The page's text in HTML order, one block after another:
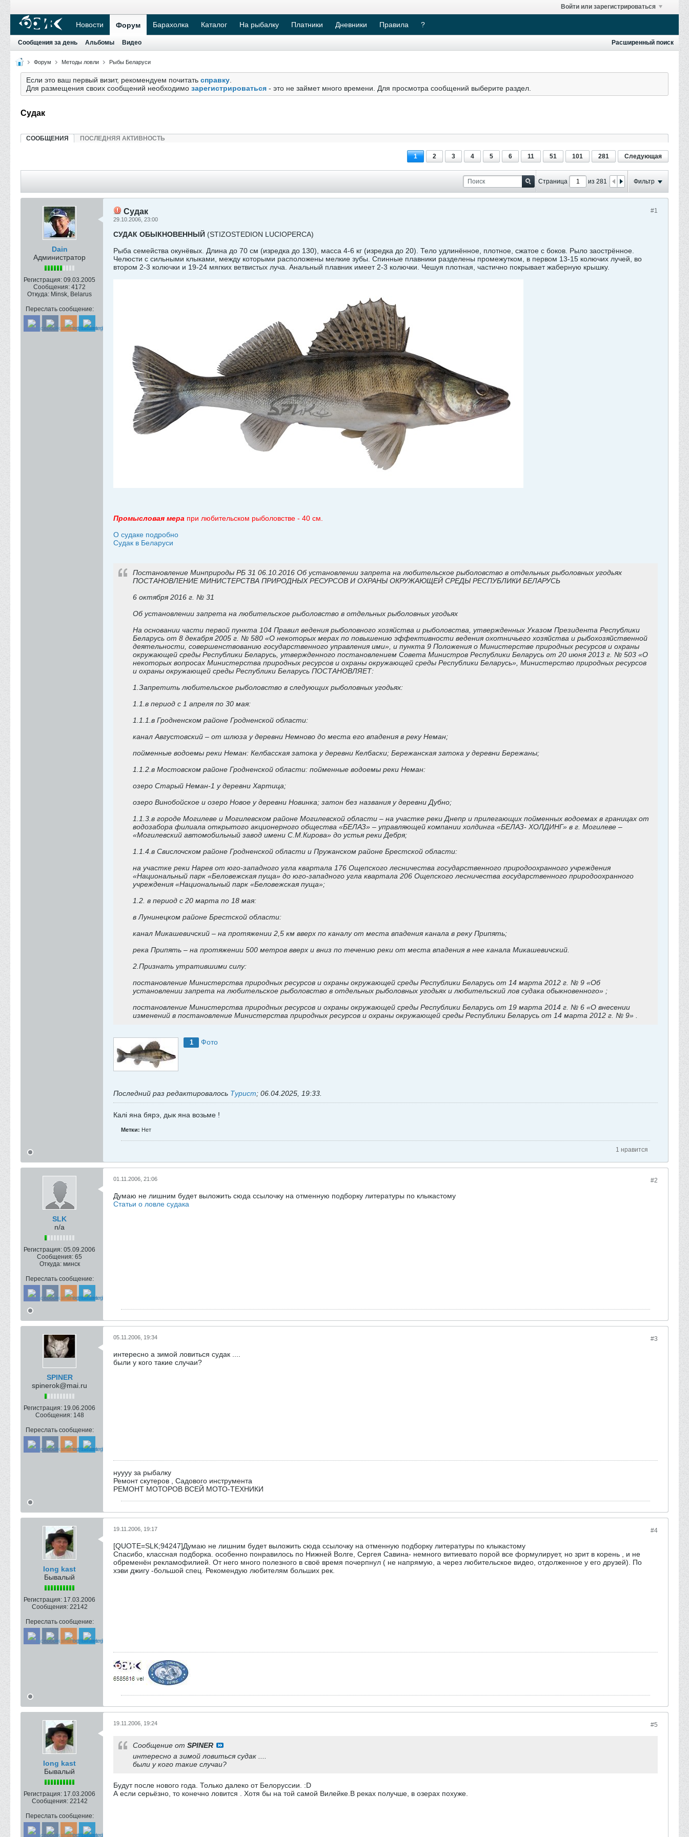
Войти или зарегистрироваться
Новости Форум Барахолка Каталог На рыбалку Платники Дневники Правила ?
Сообщения за день Альбомы Видео Расширенный поиск
Форум Методы ловли Рыбы Беларуси
Если это ваш первый визит, рекомендуем почитать справку
Для размещения своих сообщений необходимо зарегистрироваться - это не займет много времени. Для просмотра сообщений выберите раздел.
Судак
СООБЩЕНИЯ ПОСЛЕДНЯЯ АКТИВНОСТЬ
1 2 3 4 5 6 11 51 101 281 Следующая
Страница из 281 Фильтр
Dain
Администратор
Регистрация: 09.03.2005
Сообщения: 4172
Откуда: Minsk, Belarus
Переслать сообщение:
#1
Судак
29.10.2006, 23:00
СУДАК ОБЫКНОВЕННЫЙ (STIZOSTEDION LUCIOPERCA)
Рыба семейства окунёвых. Длина до 70 см (изредка до 130), масса 4-6 кг (изредка до 20). Тело удлинённое, плотное, сжатое с боков. Рыло заострённое.
Челюсти с сильными клыками, между которыми расположены мелкие зубы. Спинные плавники разделены промежутком, в первом 13-15 колючих лучей, во
втором 2-3 колючки и 19-24 мягких ветвистых луча. Анальный плавник имеет 2-3 колючки. Чешуя плотная, частично покрывает жаберную крышку.
Промысловая мера при любительском рыболовстве - 40 см.
О судаке подробно
Судак в Беларуси
Постановление Минприроды РБ 31 06.10.2016 Об установлении запрета на любительское рыболовство в отдельных рыболовных угодьях
ПОСТАНОВЛЕНИЕ МИНИСТЕРСТВА ПРИРОДНЫХ РЕСУРСОВ И ОХРАНЫ ОКРУЖАЮЩЕЙ СРЕДЫ РЕСПУБЛИКИ БЕЛАРУСЬ
6 октября 2016 г. № 31
Об установлении запрета на любительское рыболовство в отдельных рыболовных угодьях
На основании части первой пункта 104 Правил ведения рыболовного хозяйства и рыболовства, утвержденных Указом Президента Республики
Беларусь от 8 декабря 2005 г. № 580 «О некоторых мерах по повышению эффективности ведения охотничьего хозяйства и рыбохозяйственной
деятельности, совершенствованию государственного управления ими», и пункта 9 Положения о Министерстве природных ресурсов и охраны
окружающей среды Республики Беларусь, утвержденного постановлением Совета Министров Республики Беларусь от 20 июня 2013 г. № 503 «О
некоторых вопросах Министерства природных ресурсов и охраны окружающей среды Республики Беларусь», Министерство природных ресурсов
и охраны окружающей среды Республики Беларусь ПОСТАНОВЛЯЕТ:
1.Запретить любительское рыболовство в следующих рыболовных угодьях:
1.1.в период с 1 апреля по 30 мая:
1.1.1.в Гродненском районе Гродненской области:
канал Августовский – от шлюза у деревни Немново до места его впадения в реку Неман;
пойменные водоемы реки Неман: Келбасская затока у деревни Келбаски; Бережанская затока у деревни Бережаны;
1.1.2.в Мостовском районе Гродненской области: пойменные водоемы реки Неман:
озеро Старый Неман-1 у деревни Хартица;
озеро Винобойское и озеро Новое у деревни Новинка; затон без названия у деревни Дубно;
1.1.3.в городе Могилеве и Могилевском районе Могилевской области – на участке реки Днепр и прилегающих пойменных водоемах в границах от
водозабора филиала открытого акционерного общества «БЕЛАЗ» – управляющей компании холдинга «БЕЛАЗ- ХОЛДИНГ» в г. Могилеве –
«Могилевский автомобильный завод имени С.М.Кирова» до устья реки Дебря;
1.1.4.в Свислочском районе Гродненской области и Пружанском районе Брестской области:
на участке реки Нарев от юго-западного угла квартала 176 Ощепского лесничества государственного природоохранного учреждения
«Национальный парк «Беловежская пуща» до юго-западного угла квартала 206 Ощепского лесничества государственного природоохранного
учреждения «Национальный парк «Беловежская пуща»;
1.2. в период с 20 марта по 18 мая:
в Лунинецком районе Брестской области:
канал Микашевичский – на протяжении 2,5 км вверх по каналу от места впадения канала в реку Припять;
река Припять – на протяжении 500 метров вверх и вниз по течению реки от места впадения в нее канала Микашевичский.
2.Признать утратившими силу:
постановление Министерства природных ресурсов и охраны окружающей среды Республики Беларусь от 14 марта 2012 г. № 9 «Об
установлении запрета на любительское рыболовство в отдельных рыболовных угодьях и любительский лов судака обыкновенного» ;
постановление Министерства природных ресурсов и охраны окружающей среды Республики Беларусь от 19 марта 2014 г. № 6 «О внесении
изменений в постановление Министерства природных ресурсов и охраны окружающей среды Республики Беларусь от 14 марта 2012 г. № 9» .
1 Фото
Последний раз редактировалось Турист; 06.04.2025, 19:33
Калi яна бярэ, дык яна возьме !
Метки: Нет
1 нравится
SLK
n/a
Регистрация: 05.09.2006
Сообщения: 65
Откуда: минск
Переслать сообщение:
#2
01.11.2006, 21:06
Думаю не лишним будет выложить сюда ссылочку на отменную подборку литературы по клыкастому
Статьи о ловле судака
SPINER
spinerok@mai.ru
Регистрация: 19.06.2006
Сообщения: 148
Переслать сообщение:
#3
05.11.2006, 19:34
интересно а зимой ловиться судак ....
были у кого такие случаи?
нуууу за рыбалку
Ремонт скутеров , Садового инструмента
РЕМОНТ МОТОРОВ ВСЕЙ МОТО-ТЕХНИКИ
long kast
Бывалый
Регистрация: 17.03.2006
Сообщения: 22142
Переслать сообщение:
#4
19.11.2006, 19:17
[QUOTE=SLK;94247]Думаю не лишним будет выложить сюда ссылочку на отменную подборку литературы по клыкастому
Спасибо, классная подборка. особенно понравилось по Нижней Волге, Сергея Савина- немного витиевато порой все формулирует, но зрит в корень , и не
обременён рекламофилией. От него много полезного в своё время почерпнул ( не напрямую, а через любительское видео, отдолженное у его друзей). По
хэви джигу -большой спец. Рекомендую любителям больших рек.
long kast
Бывалый
Регистрация: 17.03.2006
Сообщения: 22142
Переслать сообщение:
#5
19.11.2006, 19:24
Сообщение от SPINER
интересно а зимой ловиться судак ....
были у кого такие случаи?
Будут после нового года. Только далеко от Белоруссии. :D
А если серьёзно, то конечно ловится . Хотя бы на той самой Вилейке.В реках получше, в озерах похуже.